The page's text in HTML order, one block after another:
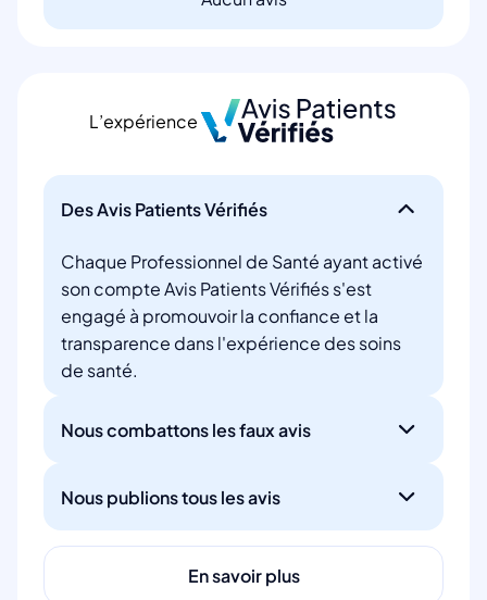
L’expérience
Des Avis Patients Vérifiés
Chaque Professionnel de Santé ayant activé
son compte Avis Patients Vérifiés s'est
engagé à promouvoir la confiance et la
transparence dans l'expérience des soins
de santé.
Nous combattons les faux avis
Nous publions tous les avis
En savoir plus